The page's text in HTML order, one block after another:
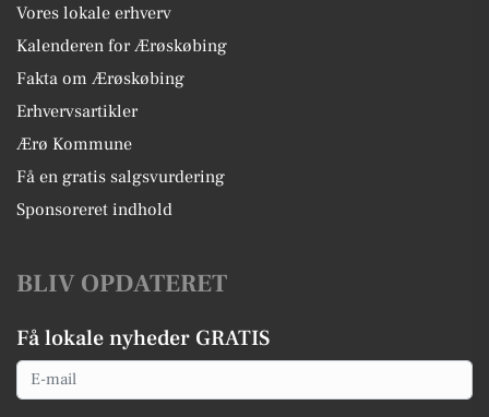
Vores lokale erhverv
Kalenderen for Ærøskøbing
Fakta om Ærøskøbing
Erhvervsartikler
Ærø Kommune
Få en gratis salgsvurdering
Sponsoreret indhold
BLIV OPDATERET
Få lokale nyheder GRATIS
Email